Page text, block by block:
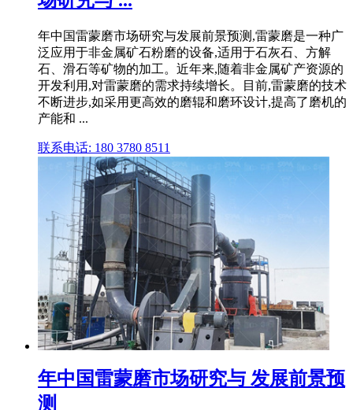
年中国雷蒙磨市场研究与发展前景预测,雷蒙磨是一种广
泛应用于非金属矿石粉磨的设备,适用于石灰石、方解
石、滑石等矿物的加工。近年来,随着非金属矿产资源的
开发利用,对雷蒙磨的需求持续增长。目前,雷蒙磨的技术
不断进步,如采用更高效的磨辊和磨环设计,提高了磨机的
产能和 ...
联系电话: 180 3780 8511
年中国雷蒙磨市场研究与 发展前景预
测